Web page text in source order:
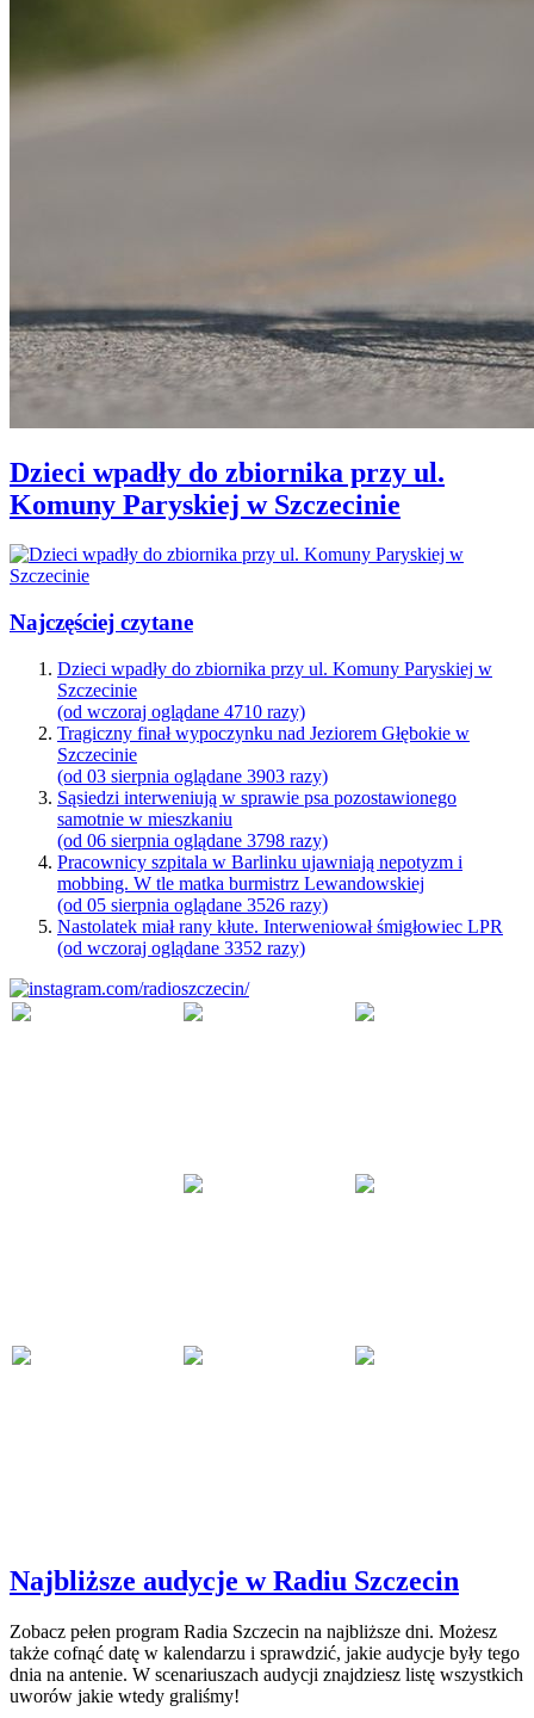
Dzieci wpadły do zbiornika przy ul.
Komuny Paryskiej w Szczecinie
Najczęściej czytane
Dzieci wpadły do zbiornika przy ul. Komuny Paryskiej w
Szczecinie
(od wczoraj oglądane 4710 razy)
Tragiczny finał wypoczynku nad Jeziorem Głębokie w
Szczecinie
(od 03 sierpnia oglądane 3903 razy)
Sąsiedzi interweniują w sprawie psa pozostawionego
samotnie w mieszkaniu
(od 06 sierpnia oglądane 3798 razy)
Pracownicy szpitala w Barlinku ujawniają nepotyzm i
mobbing. W tle matka burmistrz Lewandowskiej
(od 05 sierpnia oglądane 3526 razy)
Nastolatek miał rany kłute. Interweniował śmigłowiec LPR
(od wczoraj oglądane 3352 razy)
Najbliższe audycje w Radiu Szczecin
Zobacz pełen program Radia Szczecin na najbliższe dni. Możesz
także cofnąć datę w kalendarzu i sprawdzić, jakie audycje były tego
dnia na antenie. W scenariuszach audycji znajdziesz listę wszystkich
uworów jakie wtedy graliśmy!